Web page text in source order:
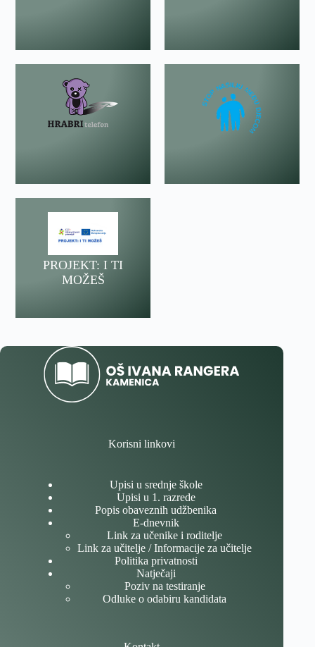
PROJEKT: I TI
MOŽEŠ
Korisni linkovi
Upisi u srednje škole
Upisi u 1. razrede
Popis obaveznih udžbenika
E-dnevnik
Link za učenike i roditelje
Link za učitelje / Informacije za učitelje
Politika privatnosti
Natječaji
Poziv na testiranje
Odluke o odabiru kandidata